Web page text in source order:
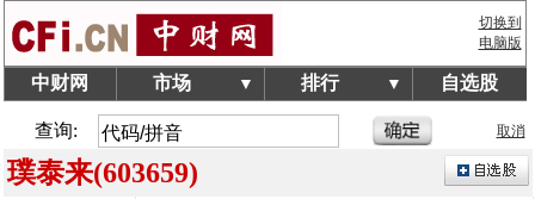
切换到
电脑版
中财网 市场 ▼ 排行 ▼ 自选股
查询: 取消
璞泰来(603659)